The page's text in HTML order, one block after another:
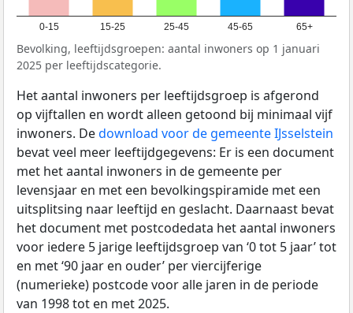
0-15 15-25 25-45 45-65 65+
Bevolking, leeftijdsgroepen: aantal inwoners op 1 januari
2025 per leeftijdscategorie.
Het aantal inwoners per leeftijdsgroep is afgerond
op vijftallen en wordt alleen getoond bij minimaal vijf
inwoners. Dedownload voor de gemeente IJsselstein
bevat veel meer leeftijdgegevens: Er is een document
met het aantal inwoners in de gemeente per
levensjaar en met een bevolkingspiramide met een
uitsplitsing naar leeftijd en geslacht. Daarnaast bevat
het document met postcodedata het aantal inwoners
voor iedere 5 jarige leeftijdsgroep van ‘0 tot 5 jaar’ tot
en met ‘90 jaar en ouder’ per viercijferige
(numerieke) postcode voor alle jaren in de periode
van 1998 tot en met 2025.